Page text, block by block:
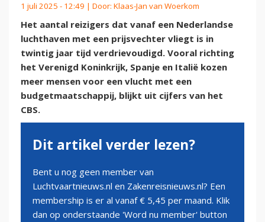
1 juli 2025 - 12:49 | Door: Klaas-Jan van Woerkom
Het aantal reizigers dat vanaf een Nederlandse
luchthaven met een prijsvechter vliegt is in
twintig jaar tijd verdrievoudigd. Vooral richting
het Verenigd Koninkrijk, Spanje en Italië kozen
meer mensen voor een vlucht met een
budgetmaatschappij, blijkt uit cijfers van het
CBS.
Dit artikel verder lezen?
Bent u nog geen member van
Luchtvaartnieuws.nl en Zakenreisnieuws.nl? Een
membership is er al vanaf € 5,45 per maand. Klik
dan op onderstaande 'Word nu member' button